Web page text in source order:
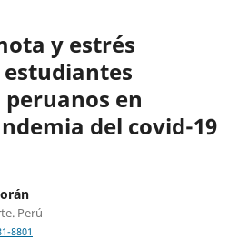
y estrés
en
del covid-19
Perú
8801